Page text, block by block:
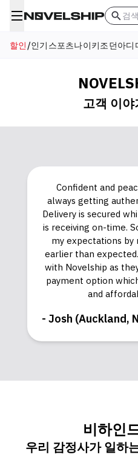
검색
할인 /인기 스포츠나이키조던아디
고객 이야
Confident and
always getting
Delivery is secured
is receiving on-time.
my expectations by
earlier than
with Novelship as
payment option
and
- Josh (Auckland,
비하인
우리 감정사가 일하